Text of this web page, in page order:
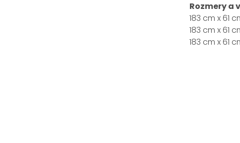
Rozmery a
183 cm x 61
183 cm x 61
183 cm x 61